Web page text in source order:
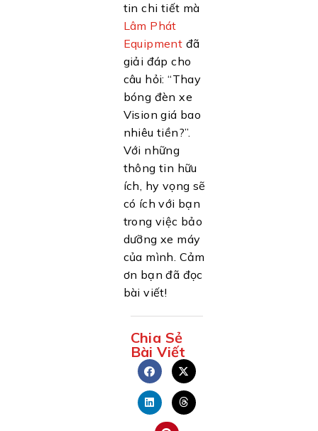
tin chi tiết mà
Lâm Phát
Equipment đã
giải đáp cho
câu hỏi: “Thay
bóng đèn xe
Vision giá bao
nhiêu tiền?”.
Với những
thông tin hữu
ích, hy vọng sẽ
có ích với bạn
trong việc bảo
dưỡng xe máy
của mình. Cảm
ơn bạn đã đọc
bài viết!
Chia Sẻ
Bài Viết